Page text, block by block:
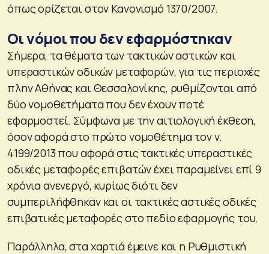
όπως ορίζεται στον Κανονισμό 1370/2007.
Οι νόμοι που δεν εφαρμόστηκαν
Σήμερα, τα θέματα των τακτικών αστικών και
υπεραστικών οδικών μεταφορών, για τις περιοχές
πλην Αθήνας και Θεσσαλονίκης, ρυθμίζονται από
δύο νομοθετήματα που δεν έχουν ποτέ
εφαρμοστεί. Σύμφωνα με την αιτιολογική έκθεση,
όσον αφορά στο πρώτο νομοθέτημα τον ν.
4199/2013 που αφορά στις τακτικές υπεραστικές
οδικές μεταφορές επιβατών έχει παραμείνει επί 9
χρόνια ανενεργό, κυρίως διότι δεν
συμπεριλήφθηκαν και οι τακτικές αστικές οδικές
επιβατικές μεταφορές στο πεδίο εφαρμογής του.
Παράλληλα, στα χαρτιά έμεινε και η Ρυθμιστική